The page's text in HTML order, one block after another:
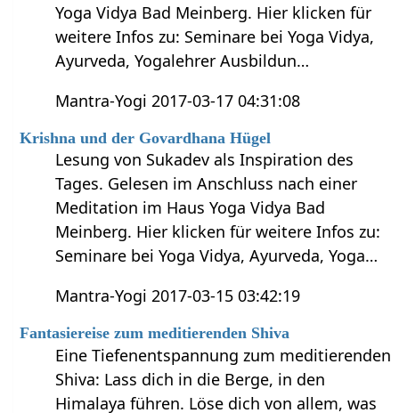
Yoga Vidya Bad Meinberg. Hier klicken für
weitere Infos zu: Seminare bei Yoga Vidya,
Ayurveda, Yogalehrer Ausbildun…
Mantra-Yogi 2017-03-17 04:31:08
Krishna und der Govardhana Hügel
Lesung von Sukadev als Inspiration des
Tages. Gelesen im Anschluss nach einer
Meditation im Haus Yoga Vidya Bad
Meinberg. Hier klicken für weitere Infos zu:
Seminare bei Yoga Vidya, Ayurveda, Yoga…
Mantra-Yogi 2017-03-15 03:42:19
Fantasiereise zum meditierenden Shiva
Eine Tiefenentspannung zum meditierenden
Shiva: Lass dich in die Berge, in den
Himalaya führen. Löse dich von allem, was